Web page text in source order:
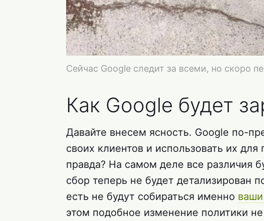
Сейчас Google следит за всеми, но скоро
Как Google будет
Давайте внесем ясность. Google по-
своих клиентов и использовать их
правда? На самом деле все различия
сбор теперь не будет детализирован
есть не будут собираться именно
этом подобное изменение политики